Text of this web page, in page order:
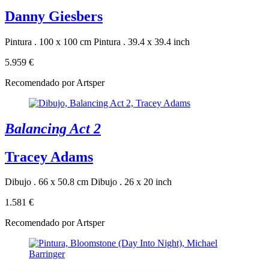
Danny Giesbers
Pintura . 100 x 100 cm Pintura . 39.4 x 39.4 inch
5.959 €
Recomendado por Artsper
Balancing Act 2
Tracey Adams
Dibujo . 66 x 50.8 cm Dibujo . 26 x 20 inch
1.581 €
Recomendado por Artsper